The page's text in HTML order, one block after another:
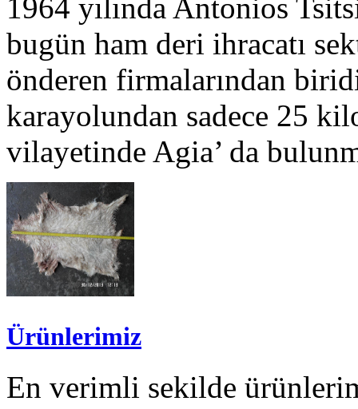
1964 yılında Antonios
bugün ham deri ihracatı
önderen firmalarından
karayolundan sadece 25
vilayetinde Agia’ da
Ürünlerimiz
En verimli sekilde